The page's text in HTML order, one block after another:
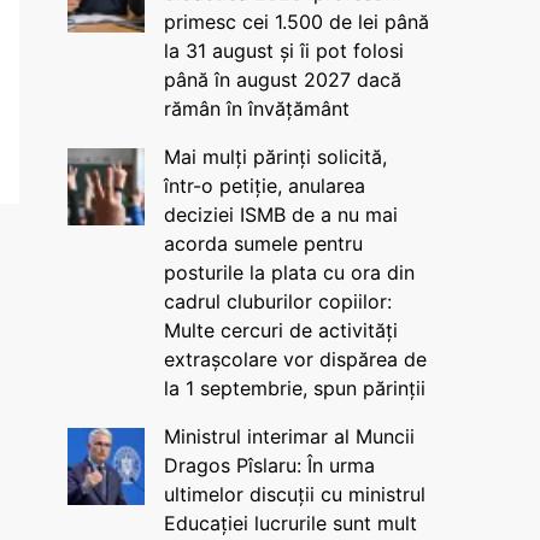
primesc cei 1.500 de lei până
la 31 august și îi pot folosi
până în august 2027 dacă
rămân în învățământ
Mai mulți părinți solicită,
într-o petiție, anularea
deciziei ISMB de a nu mai
acorda sumele pentru
posturile la plata cu ora din
cadrul cluburilor copiilor:
Multe cercuri de activități
extrașcolare vor dispărea de
la 1 septembrie, spun părinții
Ministrul interimar al Muncii
Dragos Pîslaru: În urma
ultimelor discuții cu ministrul
Educației lucrurile sunt mult